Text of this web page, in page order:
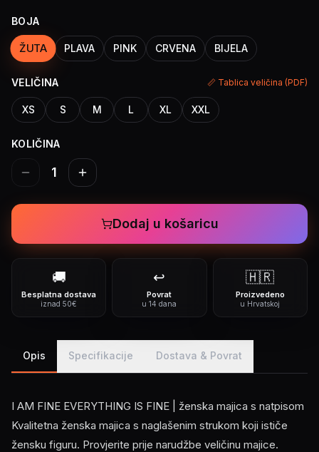
BOJA
ŽUTA PLAVA PINK CRVENA BIJELA
VELIČINA 📏 Tablica veličina (PDF)
XS S M L XL XXL
KOLIČINA
1
Dodaj u košaricu
🚚
Besplatna dostava
iznad 50€
↩️
Povrat
u 14 dana
🇭🇷
Proizvedeno
u Hrvatskoj
Opis Specifikacije Dostava & Povrat
I AM FINE EVERYTHING IS FINE | ženska majica s natpisom
Kvalitetna ženska majica s naglašenim strukom koji ističe
žensku figuru. Provjerite prije narudžbe veličinu majice.